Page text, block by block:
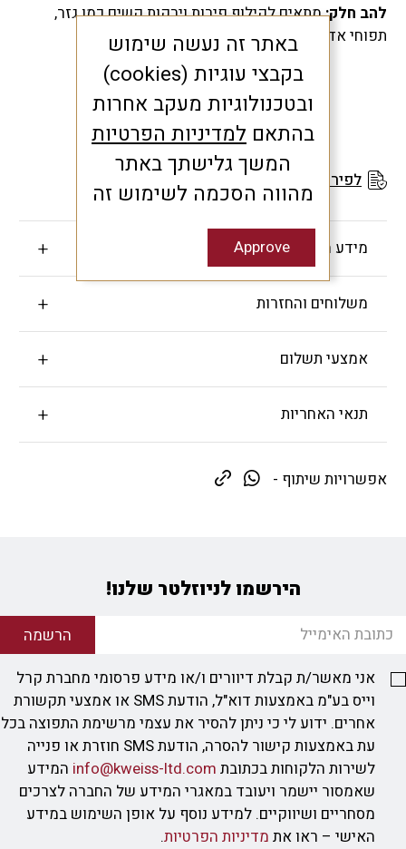
להב חלק:מתאים לקילוף פירות וירקות קשים כמו גזר,
תפוחי אדמה ומלפפון.
לפירוט תנאי האחריות
מידע חשוב
משלוחים והחזרות
אמצעי תשלום
תנאי האחריות
אפשרויות שיתוף -
הירשמו לניוזלטר שלנו!
הרשמה
אני מאשר/ת קבלת דיוורים ו/או מידע פרסומי מחברת קרל
וייס בע"מ באמצעות דוא"ל, הודעת SMS או אמצעי תקשורת
אחרים. ידוע לי כי ניתן להסיר את עצמי מרשימת התפוצה בכל
עת באמצעות קישור להסרה, הודעת SMS חוזרת או פנייה
לשירות הלקוחות בכתובת info@kweiss-ltd.com המידע
שאמסור יישמר ויעובד במאגרי המידע של החברה לצרכים
מסחריים ושיווקיים. למידע נוסף על אופן השימוש במידע
האישי – ראו את מדיניות הפרטיות.
באתר זה נעשה שימוש
בקבצי עוגיות (cookies)
ובטכנולוגיות מעקב אחרות
בהתאם למדיניות הפרטיות
המשך גלישתך באתר
מהווה הסכמה לשימוש זה
Approve